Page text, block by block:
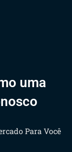
uma
Para Você